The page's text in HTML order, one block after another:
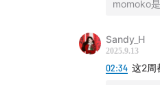
momoko
Sandy_H
2025.9.13
02:34 这2周